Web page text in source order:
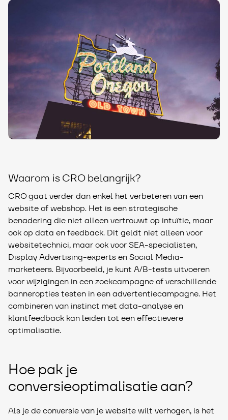
Waarom is CRO belangrijk?
CRO gaat verder dan enkel het verbeteren van een
website of webshop. Het is een strategische
benadering die niet alleen vertrouwt op intuïtie, maar
ook op data en feedback. Dit geldt niet alleen voor
websitetechnici, maar ook voor SEA-specialisten,
Display Advertising-experts en Social Media-
marketeers. Bijvoorbeeld, je kunt A/B-tests uitvoeren
voor wijzigingen in een zoekcampagne of verschillende
banneropties testen in een advertentiecampagne. Het
combineren van instinct met data-analyse en
klantfeedback kan leiden tot een effectievere
optimalisatie.
Hoe pak je
conversieoptimalisatie aan?
Als je de conversie van je website wilt verhogen, is het